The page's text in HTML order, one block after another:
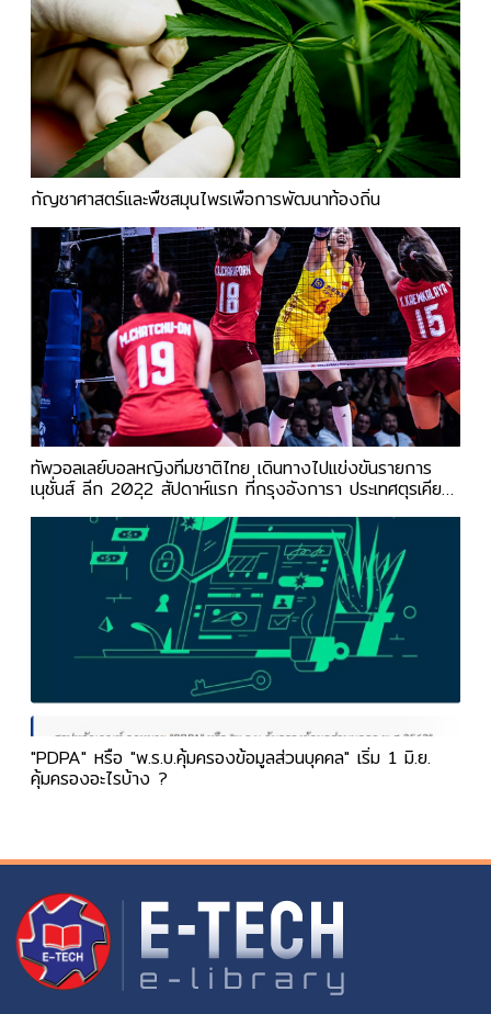
กัญชาศาสตร์และพืชสมุนไพรเพื่อการพัฒนาท้องถิ่น
ทัพวอลเลย์บอลหญิงทีมชาติไทย เดินทางไปแข่งขันรายการ
เนชั่นส์ ลีก 2022 สัปดาห์แรก ที่กรุงอังการา ประเทศตุรเคีย
เมื่อช่วงสัปดาห์ที่ผ่านมา
"PDPA" หรือ "พ.ร.บ.คุ้มครองข้อมูลส่วนบุคคล" เริ่ม 1 มิ.ย.
คุ้มครองอะไรบ้าง ?